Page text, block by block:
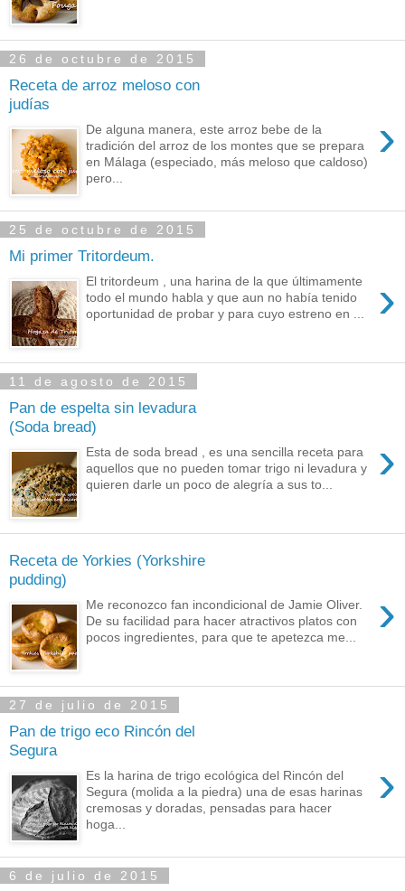
26 de octubre de 2015
Receta de arroz meloso con
judías
›
De alguna manera, este arroz bebe de la
tradición del arroz de los montes que se prepara
en Málaga (especiado, más meloso que caldoso)
pero...
25 de octubre de 2015
Mi primer Tritordeum.
›
El tritordeum , una harina de la que últimamente
todo el mundo habla y que aun no había tenido
oportunidad de probar y para cuyo estreno en ...
11 de agosto de 2015
Pan de espelta sin levadura
(Soda bread)
›
Esta de soda bread , es una sencilla receta para
aquellos que no pueden tomar trigo ni levadura y
quieren darle un poco de alegría a sus to...
Receta de Yorkies (Yorkshire
pudding)
›
Me reconozco fan incondicional de Jamie Oliver.
De su facilidad para hacer atractivos platos con
pocos ingredientes, para que te apetezca me...
27 de julio de 2015
Pan de trigo eco Rincón del
Segura
›
Es la harina de trigo ecológica del Rincón del
Segura (molida a la piedra) una de esas harinas
cremosas y doradas, pensadas para hacer
hoga...
6 de julio de 2015